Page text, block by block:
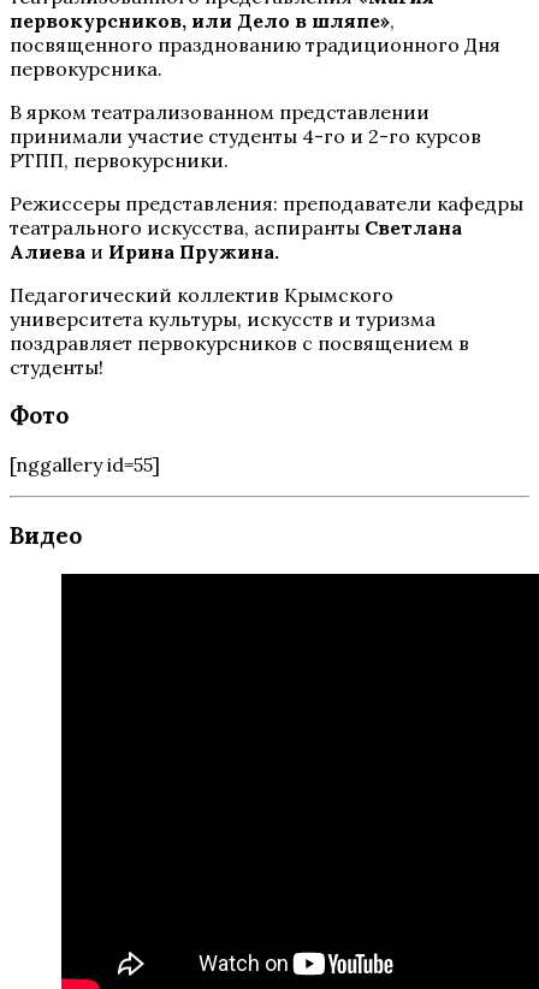
первокурсников, или Дело в шляпе»,
посвященного празднованию традиционного Дня
первокурсника.
В ярком театрализованном представлении
принимали участие студенты 4-го и 2-го курсов
РТПП, первокурсники.
Режиссеры представления: преподаватели кафедры
театрального искусства, аспиранты Светлана
Алиева и Ирина Пружина.
Педагогический коллектив Крымского
университета культуры, искусств и туризма
поздравляет первокурсников с посвящением в
студенты!
Фото
[nggallery id=55]
Видео